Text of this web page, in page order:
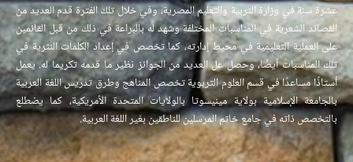
عشرة سنة في وزارة التربية والتعليم المصرية، وفي خلال تلك الفترة قدم العديد من
القصائد الشعرية في المناسبات المختلفة وشهد له بالبراعة في ذلك من قبل القائمين
على العملية التعليمية في محيط إدارته، كما تخصص في إعداد الكلمات النثرية في
تلك المناسبات أيضًا، وحصل عل العديد من الجوائز نظير ما قدمه تكريما له.يعمل
أستاذًا مساعدًا في قسم العلوم التربوية تخصص المناهج وطرق تدريس اللغة العربية
بالجامعة الإسلامية بولاية مينيسوتا بالولايات المتحدة الأمريكية، كما يضطلع
بالتخصص ذاته في جامع خاتم المرسلين للناطقين بغير اللغة العربية.